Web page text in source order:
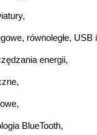
równoległe, USB
energii,
BlueTooth,